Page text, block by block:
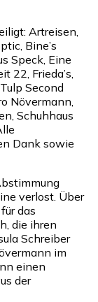
Artreisen,
Bine’s
Speck, Eine
22, Frieda’s,
Second
Növermann,
Schuhhaus
Dank sowie
verlost. Über
das
die ihren
Schreiber
im
einen
der